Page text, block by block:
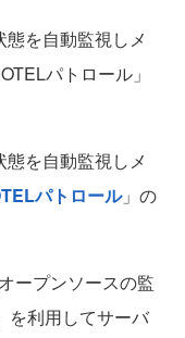
を自動監視しメ
パトロール」
を自動監視しメ
パトロール」の
ープンソースの監
を利用してサーバ